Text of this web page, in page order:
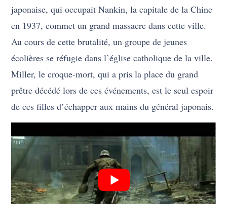
japonaise, qui occupait Nankin, la capitale de la Chine
en 1937, commet un grand massacre dans cette ville.
Au cours de cette brutalité, un groupe de jeunes
écolières se réfugie dans l’église catholique de la ville.
Miller, le croque-mort, qui a pris la place du grand
prêtre décédé lors de ces événements, est le seul espoir
de ces filles d’échapper aux mains du général japonais.